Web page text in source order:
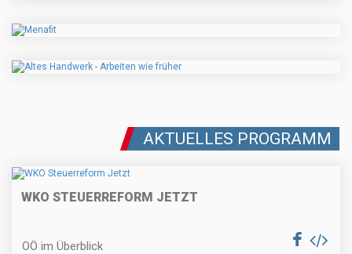
AKTUELLES PROGRAMM
WKO STEUERREFORM JETZT
OÖ im Überblick